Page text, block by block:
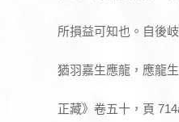
所損益可知也。自後
猶羽嘉生應龍，應龍
正藏》卷五十，頁